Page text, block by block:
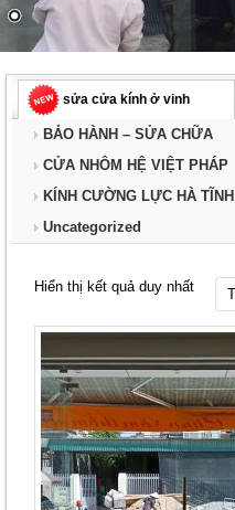
sửa cửa kính ở vinh
BẢO HÀNH – SỬA CHỮA
CỬA NHÔM HỆ VIỆT PHÁP
KÍNH CƯỜNG LỰC HÀ TĨNH
Uncategorized
Hiển thị kết quả duy nhất